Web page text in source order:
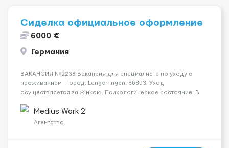
Сиделка официальное оформление
6000 €
Германия
ВАКАНСИЯ №2238 Вакансия для специалиста по уходу с
проживанием Город: Langerringen, 86853. Уход
осуществляется за жінкою. Психологическое состояние: В
(можливість сидіти є). Ночью пациент: Іноді прокидається, не
щодня...
Medius Work 2
Агентство